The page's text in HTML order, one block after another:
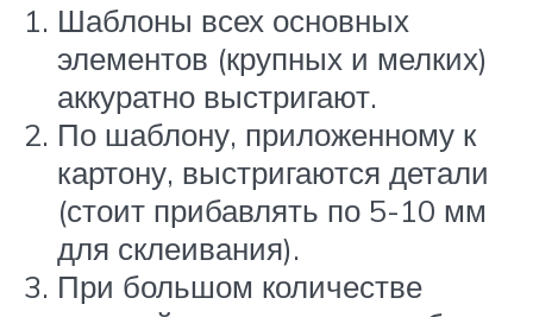
Шаблоны всех основных
элементов (крупных и мелких)
аккуратно выстригают.
По шаблону, приложенному к
картону, выстригаются детали
(стоит прибавлять по 5-10 мм
для склеивания).
При большом количестве